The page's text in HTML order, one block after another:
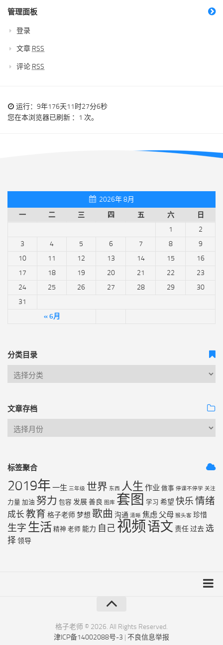
管理面板
登录
文章 RSS
评论 RSS
运行：9年176天11时27分7秒
您在本浏览器已刷新 ：1 次。
2026年 8月
一
二 三 四 五 六 日
« 6月
1
2
3
4 5 6 7 8
9
10
11 12 13 14 15
16
17
18 19 20 21 22
23
24
25 26 27 28 29
30
31
分类目录
文章存档
标签聚合
2019年 一生 三年级 世界 东西 人生 作业 做事 停课不停学 关注
力量 加油 努力 包容 发展善良 图库 套图 学习 希望 快乐情绪
成长 教育 格子老师梦想 歌曲 沟通 清晰 焦虑 父母 猴头客 珍惜
生字 生活 精神 老师 能力 自己 视频语文 责任过去 选
择 领导
格子老师 © 2026. All Rights Reserved.
津ICP备14002088号-3 | 不良信息举报